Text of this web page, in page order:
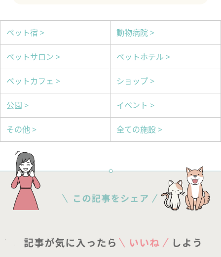
ペット宿 > 動物病院 >
ペットサロン > ペットホテル >
ペットカフェ > ショップ >
公園 > イベント >
その他 > 全ての施設 >